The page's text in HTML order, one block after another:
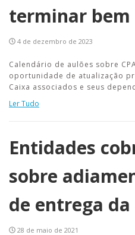
terminar bem
4 de dezembro de 2023
Calendário de aulões sobre
oportunidade de atualização
Caixa associados e seus
Ler Tudo
Entidades
sobre
de entrega da
28 de maio de 2021